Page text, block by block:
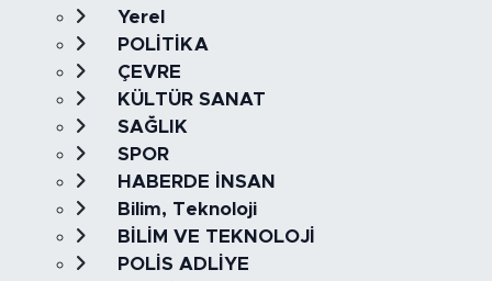
Yerel
POLİTİKA
ÇEVRE
KÜLTÜR SANAT
SAĞLIK
SPOR
HABERDE İNSAN
Bilim, Teknoloji
BİLİM VE TEKNOLOJİ
POLİS ADLİYE